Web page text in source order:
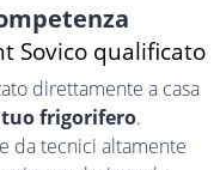
Sovico qualificato
direttamente a casa
frigorifero.
da tecnici altamente